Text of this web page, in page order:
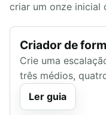
criar um onze inicial
Criador de
Crie uma
três médios,
Ler guia